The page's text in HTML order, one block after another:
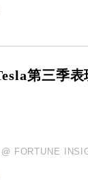
勢最強
億美元以下
第三季
FORTUNE